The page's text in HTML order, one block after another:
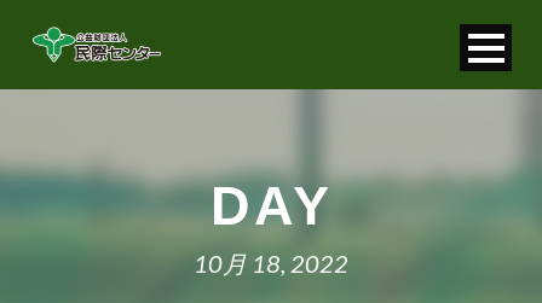
お問い合わせ
DAY
10月 18, 2022